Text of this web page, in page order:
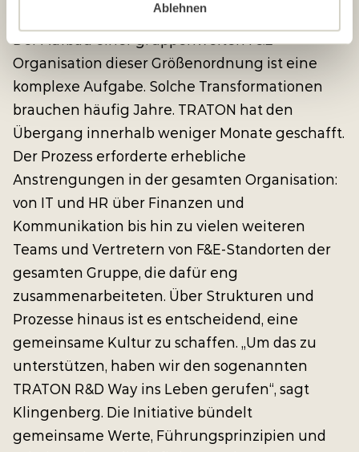
Ablehnen
Eine gemeinsame Kultur etablieren
Der Aufbau einer gruppenweiten F&E-
Organisation dieser Größenordnung ist eine
komplexe Aufgabe. Solche Transformationen
brauchen häufig Jahre. TRATON hat den
Übergang innerhalb weniger Monate geschafft.
Der Prozess erforderte erhebliche
Anstrengungen in der gesamten Organisation:
von IT und HR über Finanzen und
Kommunikation bis hin zu vielen weiteren
Teams und Vertretern von F&E-Standorten der
gesamten Gruppe, die dafür eng
zusammenarbeiteten. Über Strukturen und
Prozesse hinaus ist es entscheidend, eine
gemeinsame Kultur zu schaffen. „Um das zu
unterstützen, haben wir den sogenannten
TRATON R&D Way ins Leben gerufen“, sagt
Klingenberg. Die Initiative bündelt
gemeinsame Werte, Führungsprinzipien und